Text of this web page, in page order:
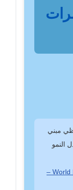
مبني
النمو
World Population Prospects 2024 –